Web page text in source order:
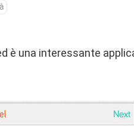
è una interessante